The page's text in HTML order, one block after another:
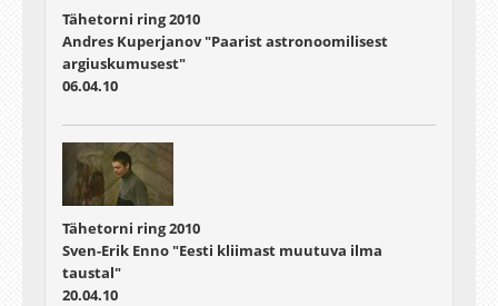
Tähetorni ring 2010
Andres Kuperjanov "Paarist astronoomilisest
argiuskumusest"
06.04.10
Tähetorni ring 2010
Sven-Erik Enno "Eesti kliimast muutuva ilma
taustal"
20.04.10